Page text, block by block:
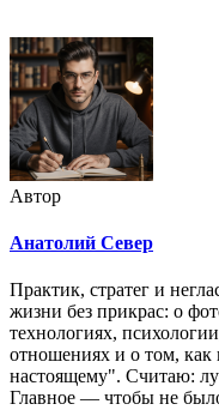
Автор
Анатолий Север
Практик, стратег и
жизни без прикрас: о
технологиях,
отношениях и о том, как
настоящему". Считаю:
Главное — чтобы не